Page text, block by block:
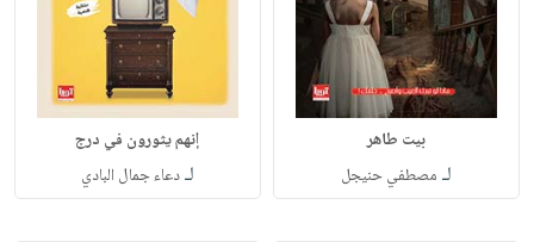
بيت طاهر
لـ مصطفي حنيجل
إنهم يثورون في درج
لـدعاء جمال البادي